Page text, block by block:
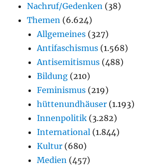
Nachruf/Gedenken (38)
Themen (6.624)
Allgemeines (327)
Antifaschismus (1.568)
Antisemitismus (488)
Bildung (210)
Feminismus (219)
hüttenundhäuser (1.193)
Innenpolitik (3.282)
International (1.844)
Kultur (680)
Medien (457)